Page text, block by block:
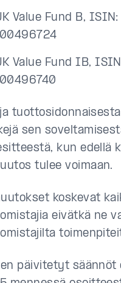
Value Fund B, ISIN:
Value Fund IB,
sen
kun edellä
tulee voimaan.
koskevat
eivätkä ne
päivitetyt säännöt